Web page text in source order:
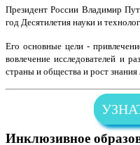
Президент России Владимир
год Десятилетия науки и
Его основные цели -
вовлечение исследователей и
страны и общества и рост
Инклюзивное